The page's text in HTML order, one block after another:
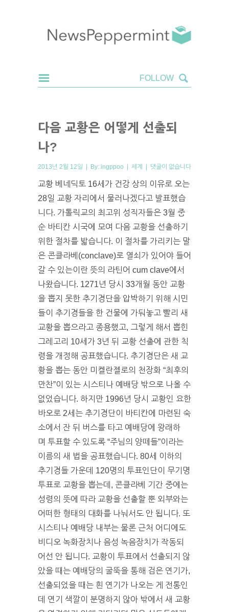
다음 교황은 어떻게 선출되
나?
2013년 2월 12일 | By: ingppoo | 세계 | 댓글이 없습니다
교황 베네딕토 16세가 건강 상의 이유로 오는
28일 교황 자리에서 물러나겠다고 발표했습
니다. 가톨릭교의 최고위 성직자들은 3월 중
순 바티칸 시국에 모여 다음 교황을 선출하기
위한 절차를 밟습니다. 이 절차를 가리키는 말
은 콘클라베(conclave)로 열쇠가 있어야 들어
갈 수 있는이란 뜻의 라틴어 cum clave에서
나왔습니다. 1271년 당시 33개월 동안 교황
을 뽑지 못한 추기경단을 압박하기 위해 시민
들이 추기경들을 한 건물에 가둬놓고 빨리 새
교황을 뽑으라고 종용했고, 그렇게 해서 뽑힌
그레고리 10세가 3년 뒤 교황 선출에 관한 칙
령을 개정해 공표했습니다. 추기경단은 새 교
황을 뽑는 동안 미켈란젤로의 천장화 “최후의
만찬”이 있는 시스티나 예배당 밖으로 나올 수
없었습니다. 하지만 1996년 당시 교황인 요한
바오로 2세는 추기경단이 바티칸에 마련된 숙
소에서 잔 뒤 버스를 타고 예배당에 왕래하
며 투표할 수 있도록 “주님의 양떼들”이라는
이름의 새 법을 공표했습니다. 80세 이하의
추기경들 가운데 120명의 투표인단이 무기명
투표로 교황을 뽑는데, 콘클라베 기간 중에는
성령의 뜻에 따라 교황을 선출할 뿐 외부와는
어떠한 형태의 대화를 나눠서도 안 됩니다. 또
시스티나 예배당 내부는 물론 근처 어디에도
비디오 녹화장치나 음성 녹음장치가 작동되
어선 안 됩니다. 교황이 투표에서 선출되지 않
았을 때는 예배당의 굴뚝을 통해 검은 연기가,
선출되었을 때는 흰 연기가 나오는 게 전통인
데 연기 색깔이 분명하지 않아 밖에서 새 교황